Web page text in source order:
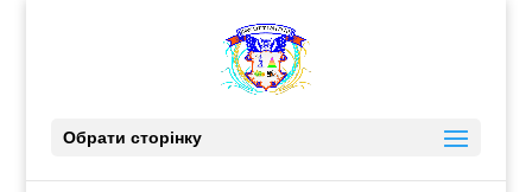
Обрати сторінку